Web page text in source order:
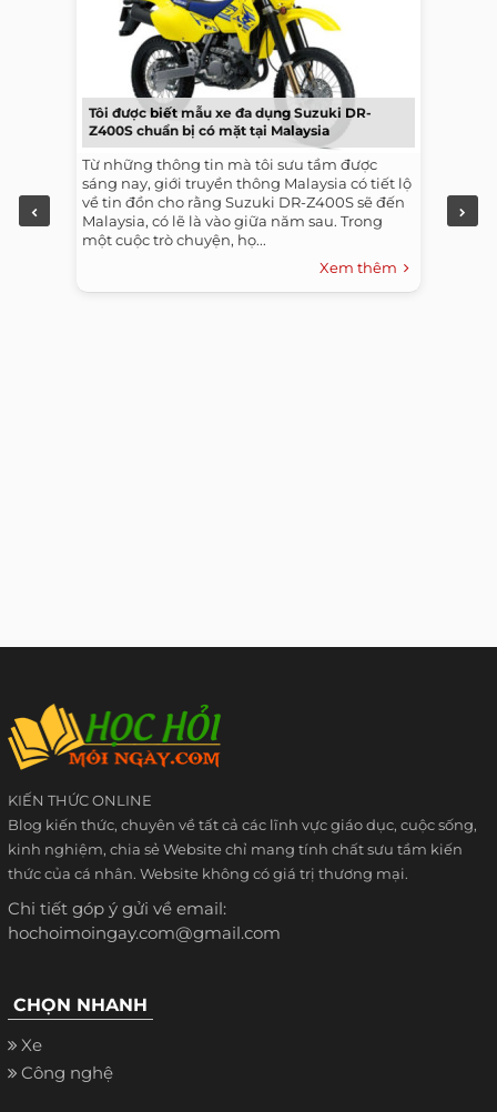
Tôi được biết mẫu xe đa dụng Suzuki DR-
Z400S chuẩn bị có mặt tại Malaysia
Từ những thông tin mà tôi sưu tầm được
sáng nay, giới truyền thông Malaysia có tiết lộ
về tin đồn cho rằng Suzuki DR-Z400S sẽ đến
Malaysia, có lẽ là vào giữa năm sau. Trong
một cuộc trò chuyện, họ...
Xem thêm
KIẾN THỨC ONLINE
Blog kiến thức, chuyên về tất cả các lĩnh vực giáo dục, cuộc sống,
kinh nghiệm, chia sẻ Website chỉ mang tính chất sưu tầm kiến
thức của cá nhân. Website không có giá trị thương mại.
Chi tiết góp ý gửi về email:
hochoimoingay.com@gmail.com
CHỌN NHANH
Xe
Công nghệ